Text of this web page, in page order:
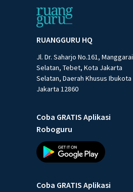
RUANGGURU HQ
Jl. Dr. Saharjo No.161, Manggarai
Selatan, Tebet, Kota Jakarta
Selatan, Daerah Khusus Ibukota
Jakarta 12860
Coba GRATIS Aplikasi
Roboguru
Coba GRATIS Aplikasi